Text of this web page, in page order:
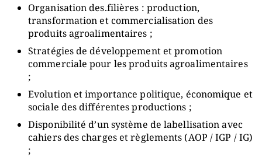
Organisation des.filières : production,
transformation et commercialisation des
produits agroalimentaires ;
Stratégies de développement et promotion
commerciale pour les produits agroalimentaires
;
Evolution et importance politique, économique et
sociale des différentes productions ;
Disponibilité d’un système de labellisation avec
cahiers des charges et règlements (AOP / IGP / IG)
;